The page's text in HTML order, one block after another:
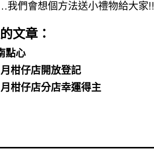
我們會想個方法送小禮物給大家!!
文章：
點心
柑仔店開放登記
柑仔店分店幸運得主